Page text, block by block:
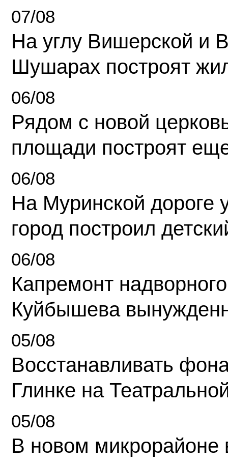
07/08
На углу Вишерской и
Шушарах построят
06/08
Рядом с новой
площади построят
06/08
На Муринской дороге
город построил
06/08
Капремонт
Куйбышева
05/08
Восстанавливать
Глинке на
05/08
В новом микрорайоне